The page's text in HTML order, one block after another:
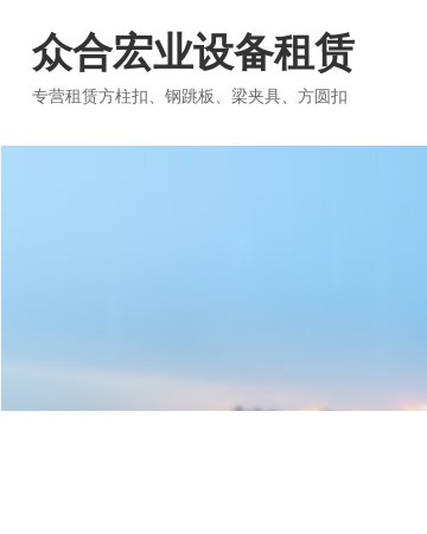
众合宏业设备租赁
专营租赁方柱扣、钢跳板、梁夹具、方圆扣